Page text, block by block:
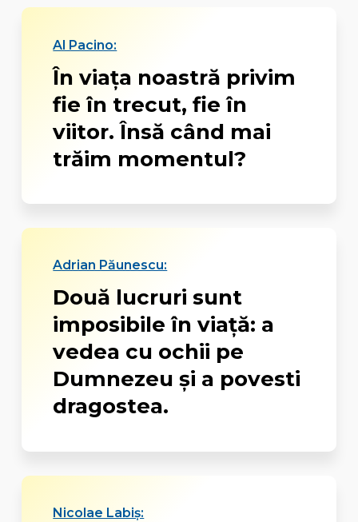
Al Pacino:
În viaţa noastră privim
fie în trecut, fie în
viitor. Însă când mai
trăim momentul?
Adrian Păunescu:
Două lucruri sunt
imposibile în viață: a
vedea cu ochii pe
Dumnezeu și a povesti
dragostea.
Nicolae Labiș: